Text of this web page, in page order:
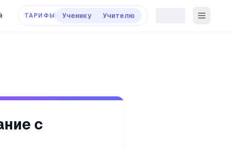
ТАРИФЫ Ученику Учителю
с